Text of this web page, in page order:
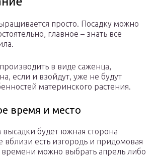
просто. Посадку можно
главное – знать все
в виде саженца,
если и взойдут, уже не будут
материнского растения.
время и место
будет южная сторона
вблизи есть изгородь и придомовая
времени можно выбрать апрель либо